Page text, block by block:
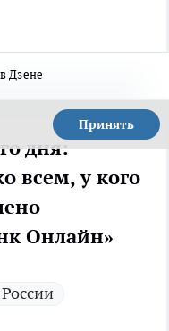
Дзене
Принять
дня:
всем, у кого
Онлайн»